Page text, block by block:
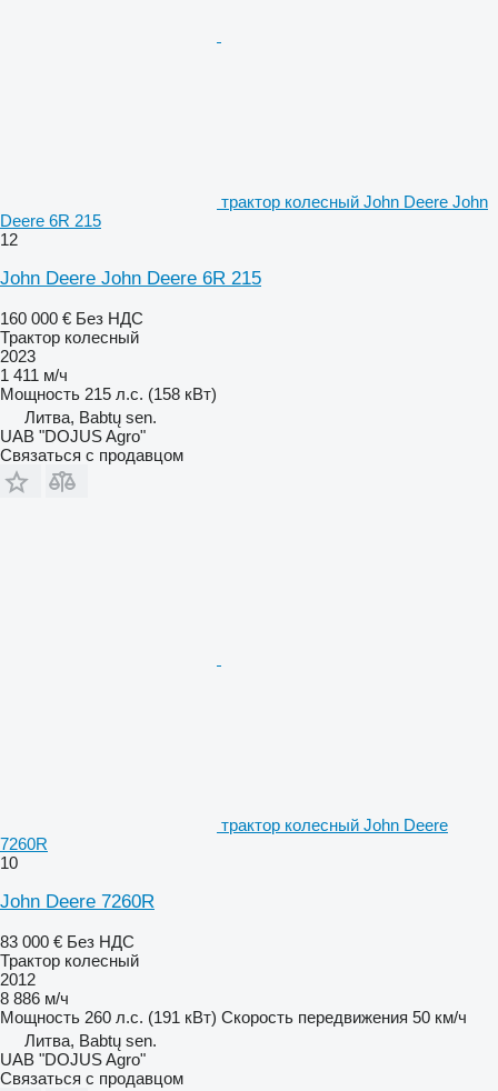
трактор колесный John Deere John
Deere 6R 215
12
John Deere John Deere 6R 215
160 000 € Без НДС
Трактор колесный
2023
1 411 м/ч
Мощность 215 л.с. (158 кВт)
Литва, Babtų sen.
UAB "DOJUS Agro"
Связаться с продавцом
трактор колесный John Deere
7260R
10
John Deere 7260R
83 000 € Без НДС
Трактор колесный
2012
8 886 м/ч
Мощность 260 л.с. (191 кВт) Скорость передвижения 50 км/ч
Литва, Babtų sen.
UAB "DOJUS Agro"
Связаться с продавцом